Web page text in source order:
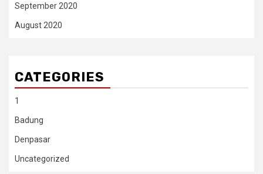
September 2020
August 2020
CATEGORIES
1
Badung
Denpasar
Uncategorized